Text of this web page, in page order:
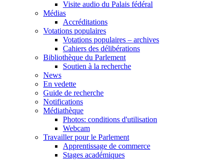
Visite audio du Palais fédéral
Médias
Accréditations
Votations populaires
Votations populaires – archives
Cahiers des délibérations
Bibliothèque du Parlement
Soutien à la recherche
News
En vedette
Guide de recherche
Notifications
Médiathèque
Photos: conditions d'utilisation
Webcam
Travailler pour le Parlement
Apprentissage de commerce
Stages académiques